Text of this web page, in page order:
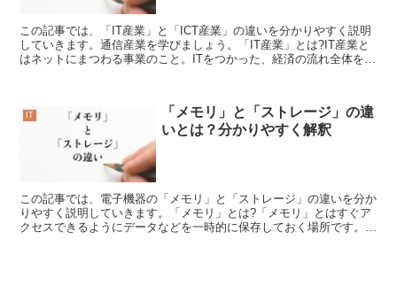
この記事では、「IT産業」と「ICT産業」の違いを分かりやすく説明
していきます。通信産業を学びましょう。「IT産業」とは?IT産業と
はネットにまつわる事業のこと。ITをつかった、経済の流れ全体をい
IT
「メモリ」と「ストレージ」の違
いとは？分かりやすく解釈
この記事では、電子機器の「メモリ」と「ストレージ」の違いを分か
りやすく説明していきます。「メモリ」とは?「メモリ」とはすぐア
クセスできるようにデータなどを一時的に保存しておく場所です。こ